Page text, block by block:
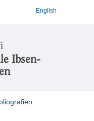
English
Ibsen-